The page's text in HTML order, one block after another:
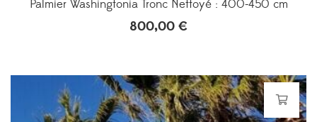
Palmier Washingtonia Tronc Nettoyé : 400-450 cm
800,00 €